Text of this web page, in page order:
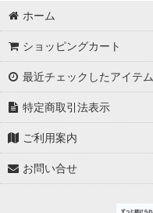
ホーム
ショッピングカート
最近チェックしたアイテム
特定商取引法表示
ご利用案内
お問い合せ